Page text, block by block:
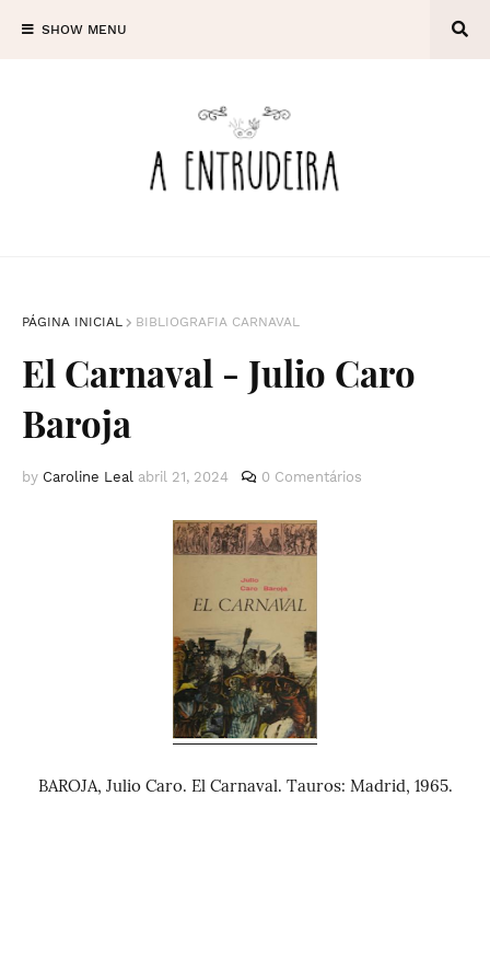
SHOW MENU
PÁGINA INICIAL BIBLIOGRAFIA CARNAVAL
El Carnaval - Julio Caro
Baroja
by Caroline Leal abril 21, 2024 0 Comentários
BAROJA, Julio Caro. El Carnaval. Tauros: Madrid, 1965.